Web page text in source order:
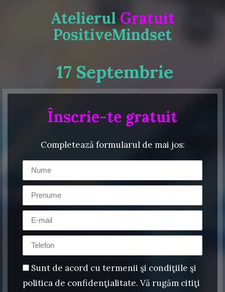
Atelierul Gratuit
PositiveMindset
17 Septembrie
Înscrie-te gratuit
Completează formularul de mai jos:
Sunt de acord cu termenii şi condiţiile şi
politica de confidenţialitate. Vă rugăm citiţi